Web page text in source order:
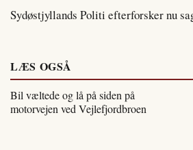
Sydøstjyllands Politi efterforsker nu
LÆS OGSÅ
Bil væltede og lå på siden på
motorvejen ved Vejlefjordbroen